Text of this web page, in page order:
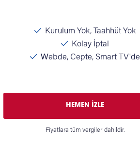
Kurulum Yok, Taahhüt Yok
Kolay İptal
Webde, Cepte, Smart TV'de
HEMEN İZLE
Fiyatlara tüm vergiler dahildir.